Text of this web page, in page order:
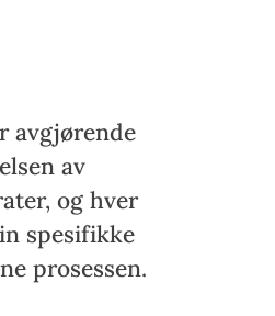
avgjørende
av
og hver
spesifikke
prosessen.